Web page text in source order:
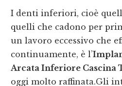
I denti inferiori, cioè
quelli che cadono per
un lavoro eccessivo che
continuamente, è l’
Arcata Inferiore Cascina
oggi molto raffinata.Gli